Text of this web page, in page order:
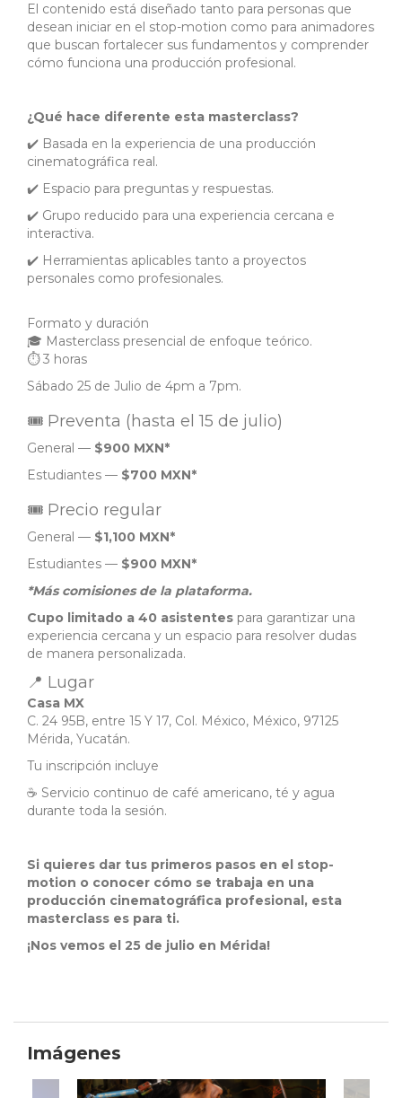
El contenido está diseñado tanto para personas que
desean iniciar en el stop-motion como para animadores
que buscan fortalecer sus fundamentos y comprender
cómo funciona una producción profesional.
¿Qué hace diferente esta masterclass?
✔️ Basada en la experiencia de una producción
cinematográfica real.
✔️ Espacio para preguntas y respuestas.
✔️ Grupo reducido para una experiencia cercana e
interactiva.
✔️ Herramientas aplicables tanto a proyectos
personales como profesionales.
Formato y duración
🎓 Masterclass presencial de enfoque teórico.
⏱️ 3 horas
Sábado 25 de Julio de 4pm a 7pm.
🎟 Preventa (hasta el 15 de julio)
General — $900 MXN*
Estudiantes — $700 MXN*
🎟 Precio regular
General — $1,100 MXN*
Estudiantes — $900 MXN*
*Más comisiones de la plataforma.
Cupo limitado a 40 asistentes para garantizar una
experiencia cercana y un espacio para resolver dudas
de manera personalizada.
📍 Lugar
Casa MX
C. 24 95B, entre 15 Y 17, Col. México, México, 97125
Mérida, Yucatán.
Tu inscripción incluye
☕ Servicio continuo de café americano, té y agua
durante toda la sesión.
Si quieres dar tus primeros pasos en el stop-
motion o conocer cómo se trabaja en una
producción cinematográfica profesional, esta
masterclass es para ti.
¡Nos vemos el 25 de julio en Mérida!
Imágenes